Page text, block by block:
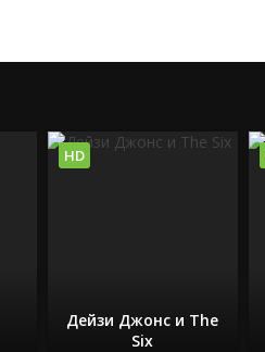
Дейзи Джонс и The
Six
HD